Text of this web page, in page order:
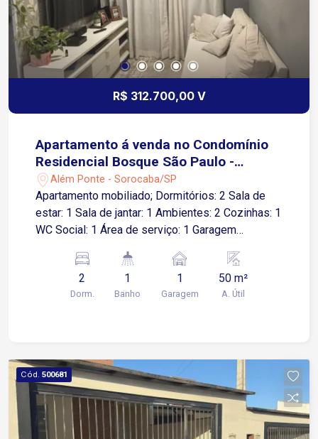
R$ 312.700,00 V
Apartamento á venda no Condomínio
Residencial Bosque São Paulo -
Sorocaba/SP
Além Ponte - Sorocaba/SP
Apartamento mobiliado; Dormitórios: 2 Sala de
estar: 1 Sala de jantar: 1 Ambientes: 2 Cozinhas: 1
WC Social: 1 Área de serviço: 1 Garagem
Playground ? Salão de festas ? Sauna
2
Dorm.
1
Banho
1
Garagem
50 m²
A. Útil
Cód. 500681